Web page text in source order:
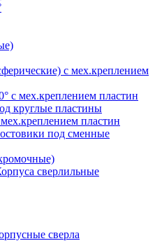
с мех.креплением
с мех.креплением пластин
круглые пластины
пластин
под сменные
сверлильные
сверла